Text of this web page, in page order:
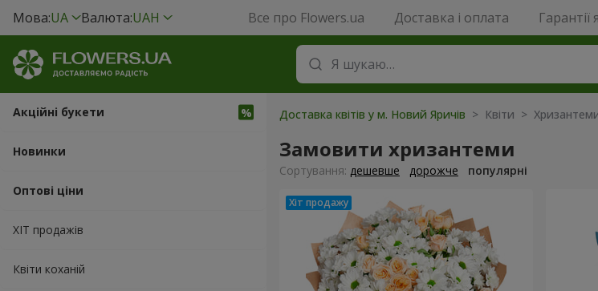
Мова:UA Валюта:UAH Все про Flowers.ua Доставка і оплата Гарантії
Акційні букети
Новинки
Оптові ціни
ХІТ продажів
Квіти коханій
Доставка квітів у м. Новий Яричів > Квіти >
Замовити хризантеми
Сортування: дешевше дорожче популярні